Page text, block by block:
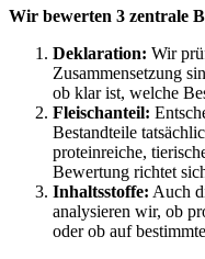
Wir bewerten 3 zentrale
Deklaration: Wir
Zusammensetzung
ob klar ist, welche
Fleischanteil:
Bestandteile
proteinreiche,
Bewertung richtet
Inhaltsstoffe: Auch
analysieren wir, ob
oder ob auf